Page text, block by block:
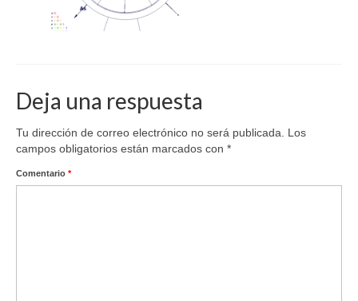
Deja una respuesta
Tu dirección de correo electrónico no será publicada.
Los
campos obligatorios están marcados con *
Comentario *